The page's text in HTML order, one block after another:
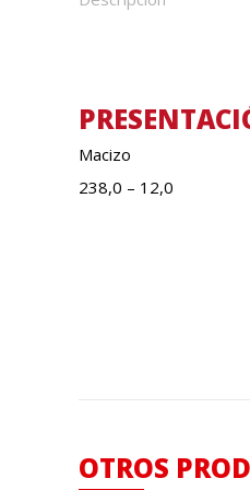
Macizo
238,0 – 12,0
OTROS